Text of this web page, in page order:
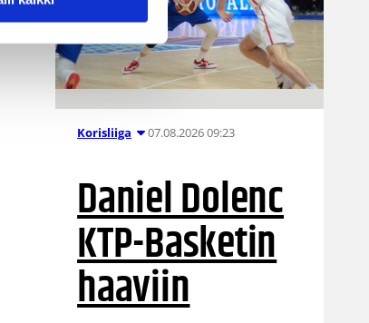
Korisliiga 07.08.2026 09:23
Daniel Dolenc
KTP-Basketin
haaviin